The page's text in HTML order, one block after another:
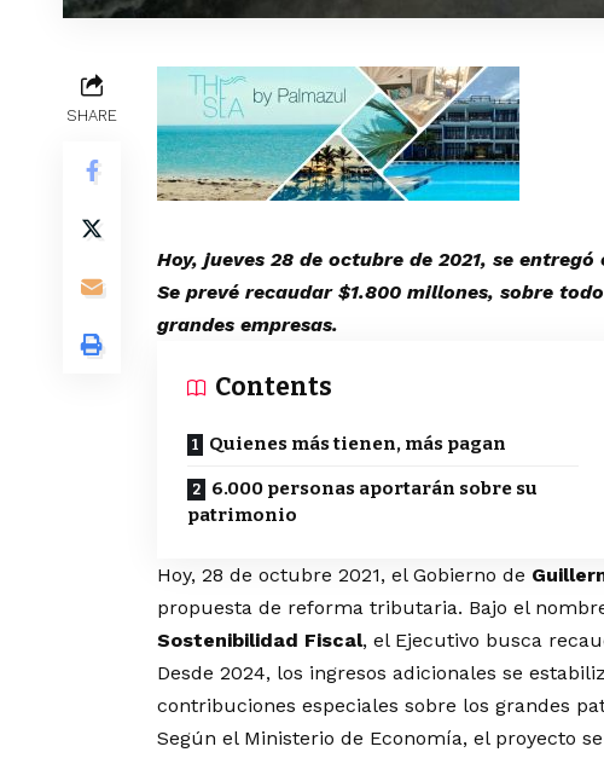
SHARE
Hoy, jueves 28 de octubre de 2021, se
Se prevé recaudar $1.800 millones, sobre
grandes empresas.
Contents
Quienes más tienen, más pagan
6.000 personas aportarán sobre su
patrimonio
Hoy, 28 de octubre 2021, el Gobierno de
propuesta de reforma tributaria. Bajo el
Sostenibilidad Fiscal, el Ejecutivo busca
Desde 2024, los ingresos adicionales se
contribuciones especiales sobre los grandes
Según el Ministerio de Economía, el proyecto